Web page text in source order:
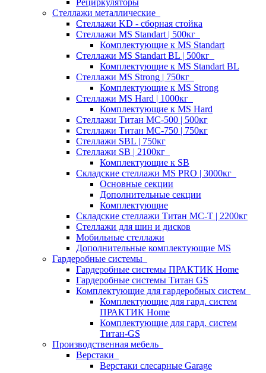
Рециркуляторы
Стеллажи металлические
Стеллажи KD - сборная стойка
Стеллажи MS Standart | 500кг
Комплектующие к MS Standart
Стеллажи MS Standart BL | 500кг
Комплектующие к MS Standart BL
Стеллажи MS Strong | 750кг
Комплектующие к MS Strong
Стеллажи MS Hard | 1000кг
Комплектующие к MS Hard
Стеллажи Титан МС-500 | 500кг
Стеллажи Титан МС-750 | 750кг
Стеллажи SBL | 750кг
Стеллажи SB | 2100кг
Комплектующие к SB
Складские стеллажи MS PRO | 3000кг
Основные секции
Дополнительные секции
Комплектующие
Складские стеллажи Титан МС-Т | 2200кг
Стеллажи для шин и дисков
Мобильные стеллажи
Дополнительные комплектующие MS
Гардеробные системы
Гардеробные системы ПРАКТИК Home
Гардеробные системы Титан GS
Комплектующие для гардеробных систем
Комплектующие для гард. систем
ПРАКТИК Home
Комплектующие для гард. систем
Титан-GS
Производственная мебель
Верстаки
Верстаки слесарные Garage